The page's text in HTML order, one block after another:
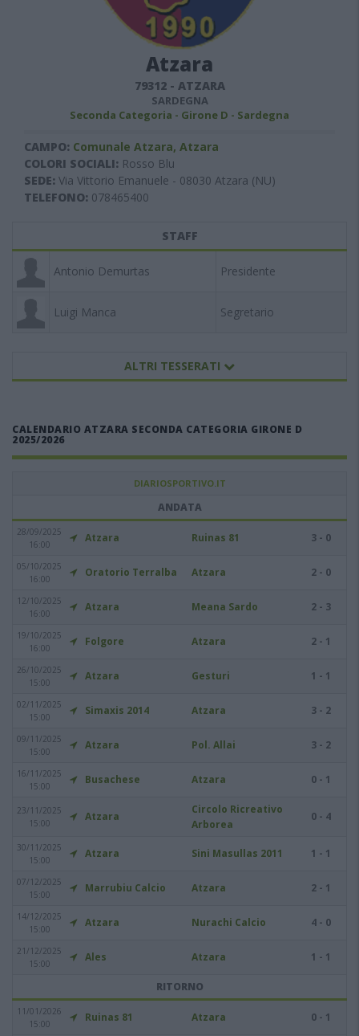
Atzara
79312- ATZARA
SARDEGNA
Seconda Categoria - Girone D - Sardegna
CAMPO: Comunale Atzara, Atzara
COLORI SOCIALI: Rosso Blu
SEDE: Via Vittorio Emanuele - 08030 Atzara (NU)
TELEFONO: 078465400
STAFF
Antonio Demurtas Presidente
Luigi Manca Segretario
ALTRI TESSERATI
CALENDARIO ATZARA SECONDA CATEGORIA GIRONE D
2025/2026
DIARIOSPORTIVO.IT
ANDATA
28/09/2025
16:00
Atzara Ruinas 81 3 - 0
05/10/2025
16:00
Oratorio Terralba Atzara 2 - 0
12/10/2025
16:00
Atzara Meana Sardo 2 - 3
19/10/2025
16:00
Folgore Atzara 2 - 1
26/10/2025
15:00
Atzara Gesturi 1 - 1
02/11/2025
15:00
Simaxis 2014 Atzara 3 - 2
09/11/2025
15:00
Atzara Pol. Allai 3 - 2
16/11/2025
15:00
Busachese Atzara 0 - 1
23/11/2025
15:00
Atzara
Circolo Ricreativo
Arborea
0 - 4
30/11/2025
15:00
Atzara Sini Masullas 2011 1 - 1
07/12/2025
15:00
Marrubiu Calcio Atzara 2 - 1
14/12/2025
15:00
Atzara Nurachi Calcio 4 - 0
21/12/2025
15:00
Ales Atzara 1 - 1
RITORNO
11/01/2026
15:00
Ruinas 81 Atzara 0 - 1